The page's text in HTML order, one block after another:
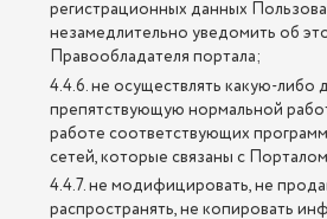
регистрационных данных
незамедлительно уведомить об
Правообладателя портала;
4.4.6. не осуществлять какую-либо
препятствующую нормальной
работе соответствующих
сетей, которые связаны с
4.4.7. не модифицировать, не
распространять, не копировать